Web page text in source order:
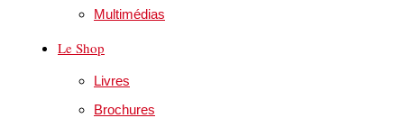
Multimédias
Le Shop
Livres
Brochures